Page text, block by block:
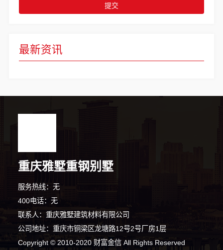
最新资讯
提交
重庆雅墅重钢别墅
服务热线：无
400电话：无
联系人：重庆雅墅建筑材料有限公司
公司地址：重庆市铜梁区龙塘路12号2号厂房1层
Copyright © 2010-2020 财富金信 All Rights Reserved